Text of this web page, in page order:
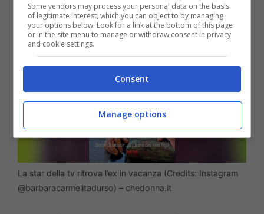
La star della tv ritrova l’ex in vacanza (Credits: Instagram
@barbaracarmelitadurso) – chedonna.it
Some vendors may process your personal data on the basis
of legitimate interest, which you can object to by managing
your options below. Look for a link at the bottom of this page
or in the site menu to manage or withdraw consent in privacy
and cookie settings.
Consent
Manage options